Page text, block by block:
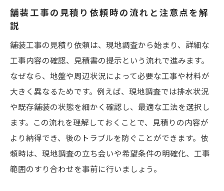
次の工事費用比較へつなげる見積りチェッ
舗装工事費用の内訳と相場を知るために
舗装工事見積書に記載される主な費用項目
とは
アスファルト舗装単価表の見方と活用方法
坪数や㎡単価による費用変動の理由を解説
公共工事と民間舗装工事の単価の違いを比
較
建設物価の動向が舗装工事費用に与える影
舗装工事の見積り依頼時の流れと注意点を解
説
舗装工事の見積り依頼は、現地調査から始まり、詳細な
工事内容の確認、見積書の提示という流れで進みます。
なぜなら、地盤や周辺状況によって必要な工事や材料が
大きく異なるためです。例えば、現地調査では排水状況
や既存舗装の状態を細かく確認し、最適な工法を選択し
ます。この流れを理解しておくことで、見積りの内容が
より納得でき、後のトラブルを防ぐことができます。依
頼時は、現地調査の立ち会いや希望条件の明確化、工事
範囲のすり合わせを事前に行いましょう。